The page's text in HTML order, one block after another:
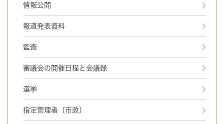
情報公開
報道発表資料
監査
審議会の開催日程と会議録
選挙
指定管理者（市政）